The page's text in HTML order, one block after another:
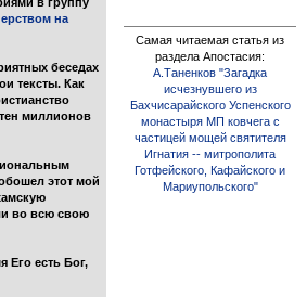
на
беседах
тексты. Как
миллионов
этот мой
во всю свою
Его есть Бог,
Самая читаемая статья из
раздела Апостасия:
А.Таненков "Загадка
исчезнувшего из
Бахчисарайского Успенского
монастыря МП ковчега с
частицей мощей святителя
Игнатия -- митрополита
Готфейского, Кафайского и
Мариупольского"